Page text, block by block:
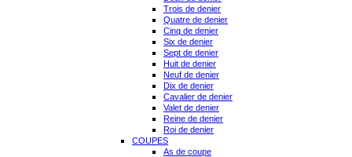
Trois de denier
Quatre de denier
Cinq de denier
Six de denier
Sept de denier
Huit de denier
Neuf de denier
Dix de denier
Cavalier de denier
Valet de denier
Reine de denier
Roi de denier
COUPES
As de coupe